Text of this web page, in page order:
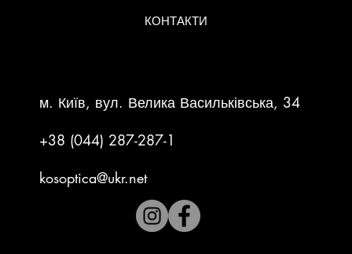
м. Київ, вул. Велика Васильківська, 34
+38 (044) 287-287-1
kosoptica@ukr.net
КОНТАКТИ